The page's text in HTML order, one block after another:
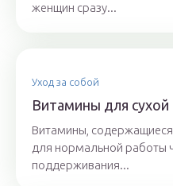
женщин сразу...
Уход за собой
Витамины для сухой
Витамины,
для нормальной работы
поддерживания...